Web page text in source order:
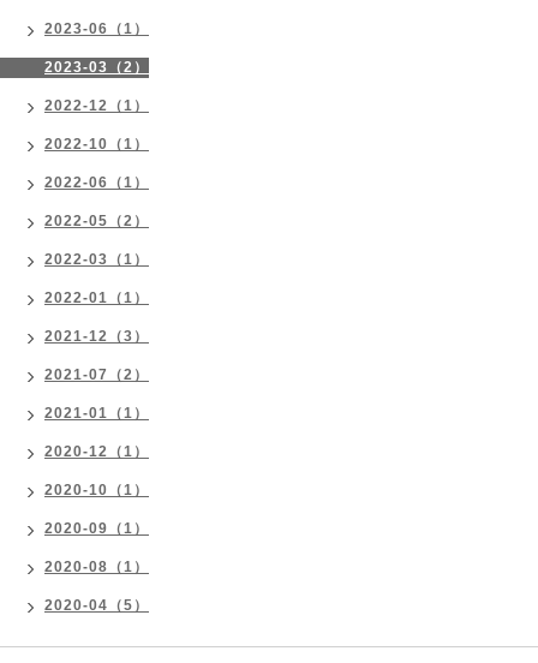
2023-06（1）
2023-03（2）
2022-12（1）
2022-10（1）
2022-06（1）
2022-05（2）
2022-03（1）
2022-01（1）
2021-12（3）
2021-07（2）
2021-01（1）
2020-12（1）
2020-10（1）
2020-09（1）
2020-08（1）
2020-04（5）